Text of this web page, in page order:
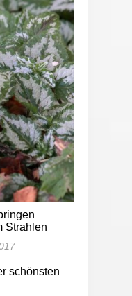
Strahlen
schönsten